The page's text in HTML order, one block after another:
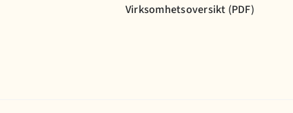
Virksomhetsoversikt (PDF)